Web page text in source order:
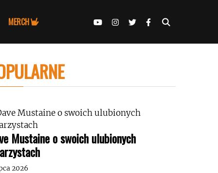
MERCH
Mustaine o swoich ulubionych
2026